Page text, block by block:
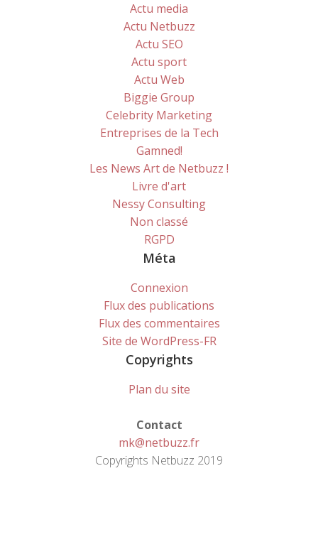
Actu media
Actu Netbuzz
Actu SEO
Actu sport
Actu Web
Biggie Group
Celebrity Marketing
Entreprises de la Tech
Gamned!
Les News Art de Netbuzz !
Livre d'art
Nessy Consulting
Non classé
RGPD
Méta
Connexion
Flux des publications
Flux des commentaires
Site de WordPress-FR
Copyrights
Plan du site
Contact
mk@netbuzz.fr
Copyrights Netbuzz 2019